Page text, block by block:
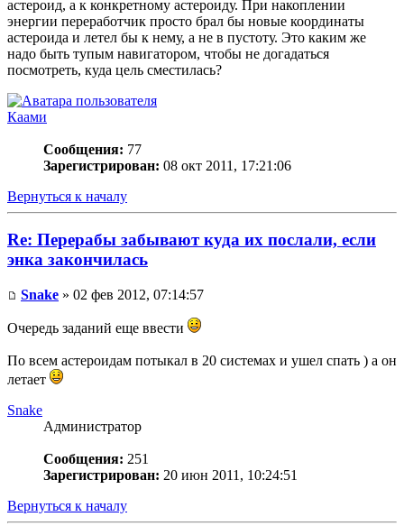
астероид, а к конкретному астероиду. При накоплении
энергии переработчик просто брал бы новые координаты
астероида и летел бы к нему, а не в пустоту. Это каким же
надо быть тупым навигатором, чтобы не догадаться
посмотреть, куда цель сместилась?
Каами
Сообщения: 77
Зарегистрирован: 08 окт 2011, 17:21:06
Вернуться к началу
Re: Перерабы забывают куда их послали, если
энка закончилась
Snake » 02 фев 2012, 07:14:57
Очередь заданий еще ввести
По всем астероидам потыкал в 20 системах и ушел спать ) а он
летает
Snake
Администратор
Сообщения: 251
Зарегистрирован: 20 июн 2011, 10:24:51
Вернуться к началу